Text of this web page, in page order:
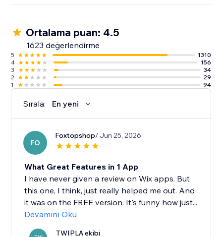
Ortalama puan: 4.5
1623 değerlendirme
5
1310
4
156
3
34
2
29
1
94
Sırala: En yeni
FO
Foxtopshop/ Jun 25, 2026
What Great Features in 1 App
I have never given a review on Wix apps. But
this one, I think, just really helped me out. And
it was on the FREE version. It's funny how just...
Devamını Oku
TWIPLA ekibi